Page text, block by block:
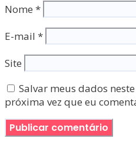
Nome *
E-mail *
Site
Salvar meus dados
próxima vez que eu